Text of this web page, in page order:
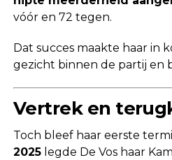
vóór en 72 tegen.
Dat succes maakte haar in
gezicht binnen de partij en
Vertrek en
Toch bleef haar eerste
2025legde De Vos haar